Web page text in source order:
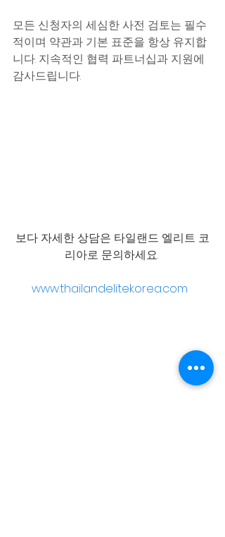
모든 신청자의 세심한 사전 검토는 필수
적이며 약관과 기본 표준을 항상 유지합
니다. 지속적인 협력 파트너십과 지원에
감사드립니다.
보다 자세한 상담은 타일랜드 엘리트 코
리아로 문의하세요.
www.thailandelitekorea.com